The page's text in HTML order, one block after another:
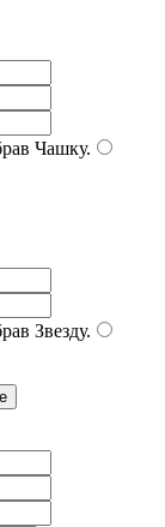
Чашку.
Звезду.